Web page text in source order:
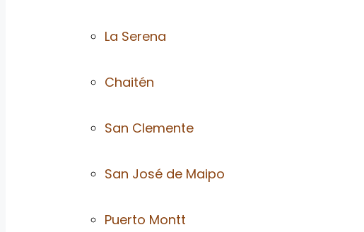
La Serena
Chaitén
San Clemente
San José de Maipo
Puerto Montt